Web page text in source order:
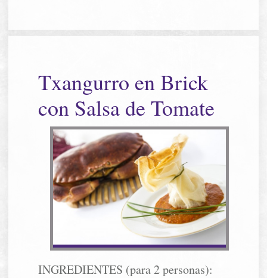
Txangurro en Brick
con Salsa de Tomate
INGREDIENTES (para 2 personas):